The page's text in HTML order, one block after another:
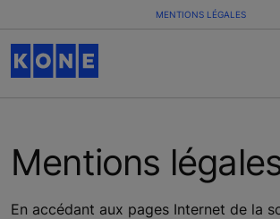
MENTIONS LÉGALES
Mentions
En accédant aux pages Internet de la